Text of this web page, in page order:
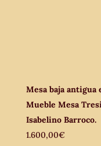
Mesa baja antigua
Mueble Mesa
Isabelino Barroco.
1.600,00€